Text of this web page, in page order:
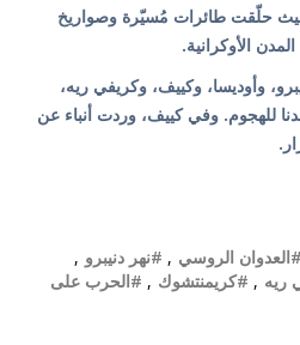
حيث حلّقت طائرات مُسيّرة وصواريخ
الأوكرانية.
وأوديسا، وكييف، وكريفي ريه،
للهجوم. وفي كييف، وردت أنباء عن
#العدوان الروسي , #نهر دنيبرو ,
ريه , #كريمنتشوك , #الحرب على